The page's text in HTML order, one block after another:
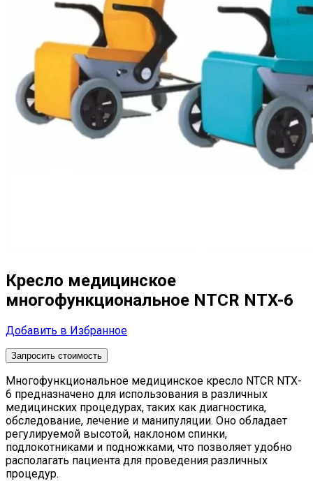
Кресло медицинское
многофункциональное NTCR NTX-6
Добавить в Избранное
Запросить стоимость
Многофункциональное медицинское кресло NTCR NTX-
6 предназначено для использования в различных
медицинских процедурах, таких как диагностика,
обследование, лечение и манипуляции. Оно обладает
регулируемой высотой, наклоном спинки,
подлокотниками и подножками, что позволяет удобно
располагать пациента для проведения различных
процедур.